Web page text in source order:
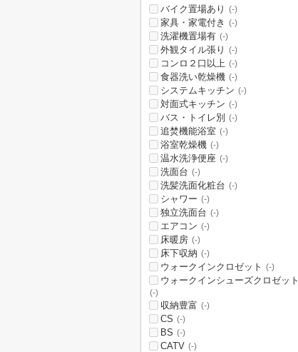
バイク置場あり (-)
家具・家電付き (-)
洗濯機置場有 (-)
外観タイル張り (-)
コンロ２口以上 (-)
食器洗い乾燥機 (-)
システムキッチン (-)
対面式キッチン (-)
バス・トイレ別 (-)
追焚機能浴室 (-)
浴室乾燥機 (-)
温水洗浄便座 (-)
洗面台 (-)
洗髪洗面化粧台 (-)
シャワー (-)
独立洗面台 (-)
エアコン (-)
床暖房 (-)
床下収納 (-)
ウォークインクロゼット (-)
ウォークインシューズクロゼット
(-)
収納豊富 (-)
CS (-)
BS (-)
CATV (-)